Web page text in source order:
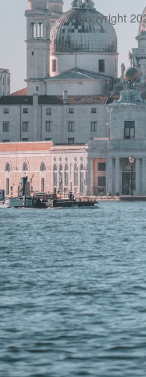
© Copyright